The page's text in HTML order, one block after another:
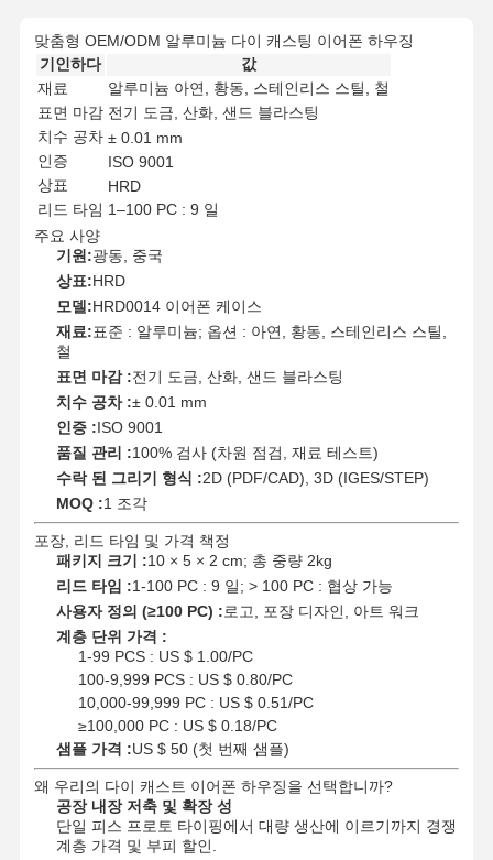
맞춤형 OEM/ODM 알루미늄 다이 캐스팅 이어폰 하우징
기인하다
값
재료
알루미늄 아연, 황동, 스테인리스 스틸, 철
표면 마감 전기 도금, 산화, 샌드 블라스팅
치수 공차 ± 0.01 mm
인증
ISO 9001
상표
HRD
리드 타임 1–100 PC : 9 일
주요 사양
기원:광동, 중국
상표:HRD
모델:HRD0014 이어폰 케이스
재료:표준 : 알루미늄; 옵션 : 아연, 황동, 스테인리스 스틸,
철
표면 마감 :전기 도금, 산화, 샌드 블라스팅
치수 공차 :± 0.01 mm
인증 :ISO 9001
품질 관리 :100% 검사 (차원 점검, 재료 테스트)
수락 된 그리기 형식 :2D (PDF/CAD), 3D (IGES/STEP)
MOQ :1 조각
포장, 리드 타임 및 가격 책정
패키지 크기 :10 × 5 × 2 cm; 총 중량 2kg
리드 타임 :1-100 PC : 9 일; > 100 PC : 협상 가능
사용자 정의 (≥100 PC) :로고, 포장 디자인, 아트 워크
계층 단위 가격 :
1-99 PCS : US $ 1.00/PC
100-9,999 PCS : US $ 0.80/PC
10,000-99,999 PC : US $ 0.51/PC
≥100,000 PC : US $ 0.18/PC
샘플 가격 :US $ 50 (첫 번째 샘플)
왜 우리의 다이 캐스트 이어폰 하우징을 선택합니까?
공장 내장 저축 및 확장 성
단일 피스 프로토 타이핑에서 대량 생산에 이르기까지 경쟁
계층 가격 및 부피 할인.